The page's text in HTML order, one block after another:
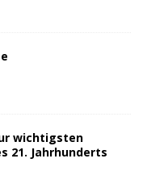
wichtigsten
21. Jahrhunderts